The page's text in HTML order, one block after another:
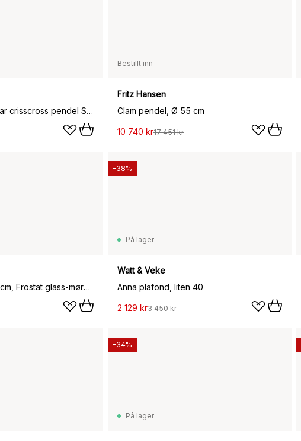
Nelson Bubble Pear crisscross pendel S, Off white
Bestillt inn
Fritz Hansen
Clam pendel, Ø 55 cm
10 740 kr17 451 kr
Fair taklampe Ø20cm, Frostat glass-mørkbeiset ask
På lager
Watt & Veke
Anna plafond, liten 40
2 129 kr3 450 kr
-38%
På lager
-34%